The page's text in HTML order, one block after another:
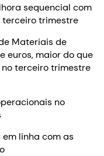
sequencial com
terceiro trimestre
Materiais de
euros, maior do que
terceiro trimestre
no
linha com as